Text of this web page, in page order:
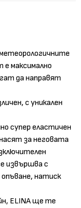
е максимално
да направят
с уникален
супер еластичен
за неговата
извършва с
натиск
ELINA ще те